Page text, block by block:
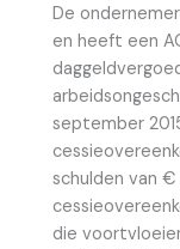
De
en heeft een
september
schulden van
die